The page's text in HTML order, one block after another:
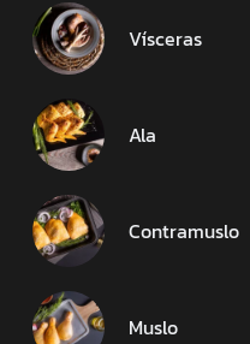
Vísceras
Ala
Contramuslo
Muslo